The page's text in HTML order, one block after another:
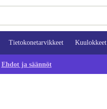
Tietokonetarvikkeet Kuulokkeet
Ehdot ja säännöt